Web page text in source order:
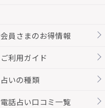
会員さまのお得情報
ご利用ガイド
占いの種類
電話占い口コミ一覧